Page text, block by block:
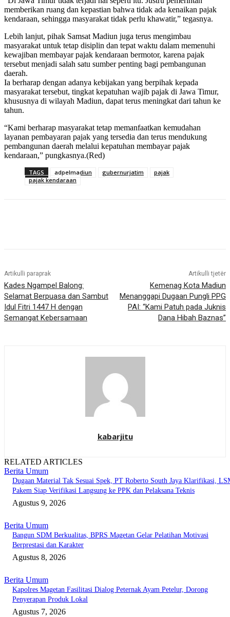
memberikan ruang dan kepastian bahwa tidak ada kenaikan pajak
kendaraan, sehingga masyarakat tidak perlu khawatir,” tegasnya.
Lebih lanjut, pihak Samsat Madiun juga terus mengimbau
masyarakat untuk tetap disiplin dan tepat waktu dalam memenuhi
kewajiban membayar pajak kendaraan bermotor, karena pajak
tersebut menjadi salah satu sumber penting bagi pembangunan
daerah.
Ia berharap dengan adanya kebijakan yang berpihak kepada
masyarakat tersebut, tingkat kepatuhan wajib pajak di Jawa Timur,
khususnya di wilayah Madiun, dapat terus meningkat dari tahun ke
tahun.
“Kami berharap masyarakat tetap memanfaatkan kemudahan
layanan pembayaran pajak yang tersedia dan terus mendukung
pembangunan daerah melalui kepatuhan membayar pajak
kendaraan,” pungkasnya.(Red)
TAGS adpelmadiun gubernurjatim
pajak
pajak kendaraan
Artikulli paraprak
Kades Ngampel Balong:
Selamat Berpuasa dan Sambut
Idul Fitri 1447 H dengan
Semangat Kebersamaan
Artikulli tjetër
Kemenag Kota Madiun
Menanggapi Dugaan Pungli PPG
PAI: “Kami Patuh pada Juknis
Dana Hibah Baznas”
kabarjitu
RELATED ARTICLES
Berita Umum
Dugaan Material Tak Sesuai Spek, PT Roberto South Jaya Klarifikasi,
Pakem Siap Verifikasi Langsung ke PPK dan Pelaksana Teknis
Agustus 9, 2026
Berita Umum
Bangun SDM Berkualitas, BPRS Magetan Gelar Pelatihan Motivasi
Berprestasi dan Karakter
Agustus 8, 2026
Berita Umum
Kapolres Magetan Fasilitasi Dialog Peternak Ayam Petelur, Dorong
Penyerapan Produk Lokal
Agustus 7, 2026